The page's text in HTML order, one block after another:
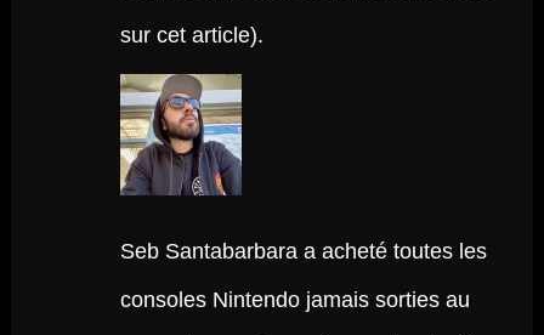
sur cet article).
Seb Santabarbara a acheté toutes les
consoles Nintendo jamais sorties au